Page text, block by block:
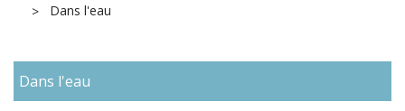
Dans l'eau
Dans l'eau